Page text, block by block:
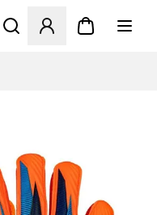
Öffnet ein Fenster zum